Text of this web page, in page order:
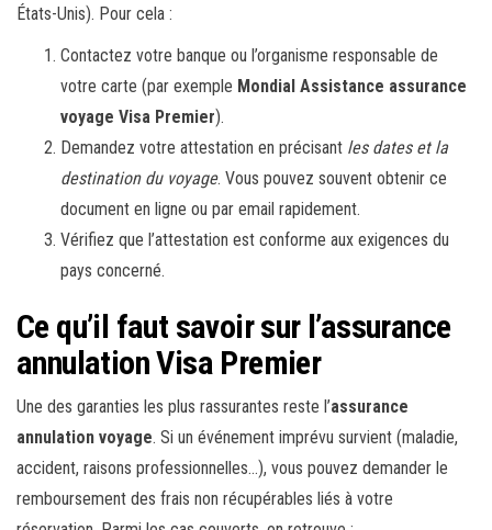
États-Unis). Pour cela :
Contactez votre banque ou l’organisme responsable de
votre carte (par exemple Mondial Assistance assurance
voyage Visa Premier).
Demandez votre attestation en précisant les dates et la
destination du voyage. Vous pouvez souvent obtenir ce
document en ligne ou par email rapidement.
Vérifiez que l’attestation est conforme aux exigences du
pays concerné.
Ce qu’il faut savoir sur l’assurance
annulation Visa Premier
Une des garanties les plus rassurantes reste l’assurance
annulation voyage. Si un événement imprévu survient (maladie,
accident, raisons professionnelles…), vous pouvez demander le
remboursement des frais non récupérables liés à votre